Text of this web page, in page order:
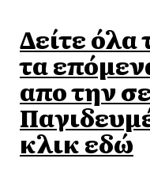
Δείτε
τα
απο την
κλικ εδώ